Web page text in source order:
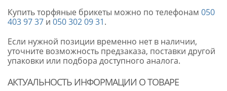
Купить торфяные брикеты можно по телефонам 050
403 97 37 и 050 302 09 31.
Если нужной позиции временно нет в наличии,
уточните возможность предзаказа, поставки другой
упаковки или подбора доступного аналога.
АКТУАЛЬНОСТЬ ИНФОРМАЦИИ О ТОВАРЕ